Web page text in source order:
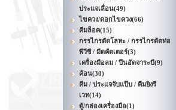
ประแจเลื่อน(49)
ไขควง/ดอกไขควง(66)
คีมล็อค(15)
กรรไกรตัดโลหะ / กรรไกรตัดท่อ
พีวีซี / มีดคัตเตอร์(3)
เครื่องมือลม / ปืนอัดจาระบี(9)
ค้อน(30)
คีม / ประแจจับแป๊บ / คีมยิงรี
เวท(14)
ตู้/กล่องเครื่องมือ(1)